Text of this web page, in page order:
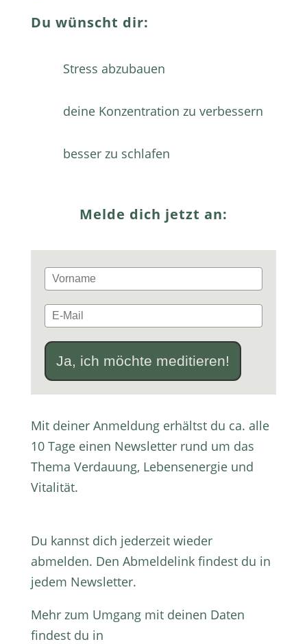
Du wünscht dir:
Stress abzubauen
deine Konzentration zu verbessern
besser zu schlafen
Melde dich jetzt an:
Ja, ich möchte meditieren!
Mit deiner Anmeldung erhältst du ca. alle
10 Tage einen Newsletter rund um das
Thema Verdauung, Lebensenergie und
Vitalität.
Du kannst dich jederzeit wieder
abmelden. Den Abmeldelink findest du in
jedem Newsletter.
Mehr zum Umgang mit deinen Daten
findest du in